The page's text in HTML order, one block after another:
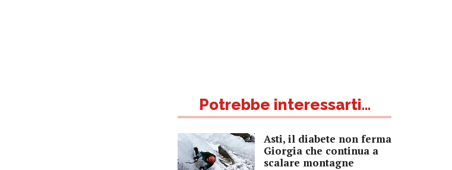
Potrebbe interessarti...
Asti, il diabete non ferma
Giorgia che continua a
scalare montagne